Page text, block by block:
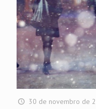
30 de novembro de